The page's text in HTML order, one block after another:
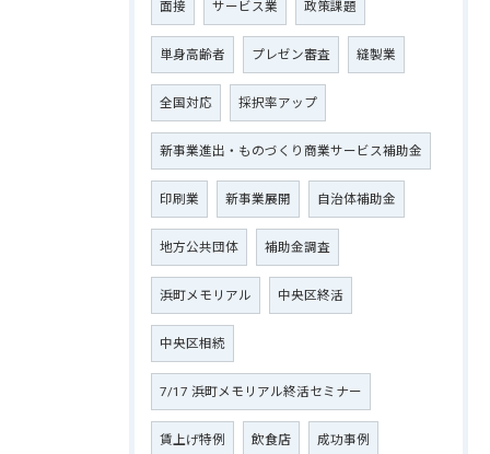
面接 サービス業 政策課題
単身高齢者 プレゼン審査 縫製業
全国対応 採択率アップ
新事業進出・ものづくり商業サービス補助金
印刷業 新事業展開 自治体補助金
地方公共団体 補助金調査
浜町メモリアル 中央区終活
中央区相続
7/17 浜町メモリアル終活セミナー
賃上げ特例 飲食店 成功事例